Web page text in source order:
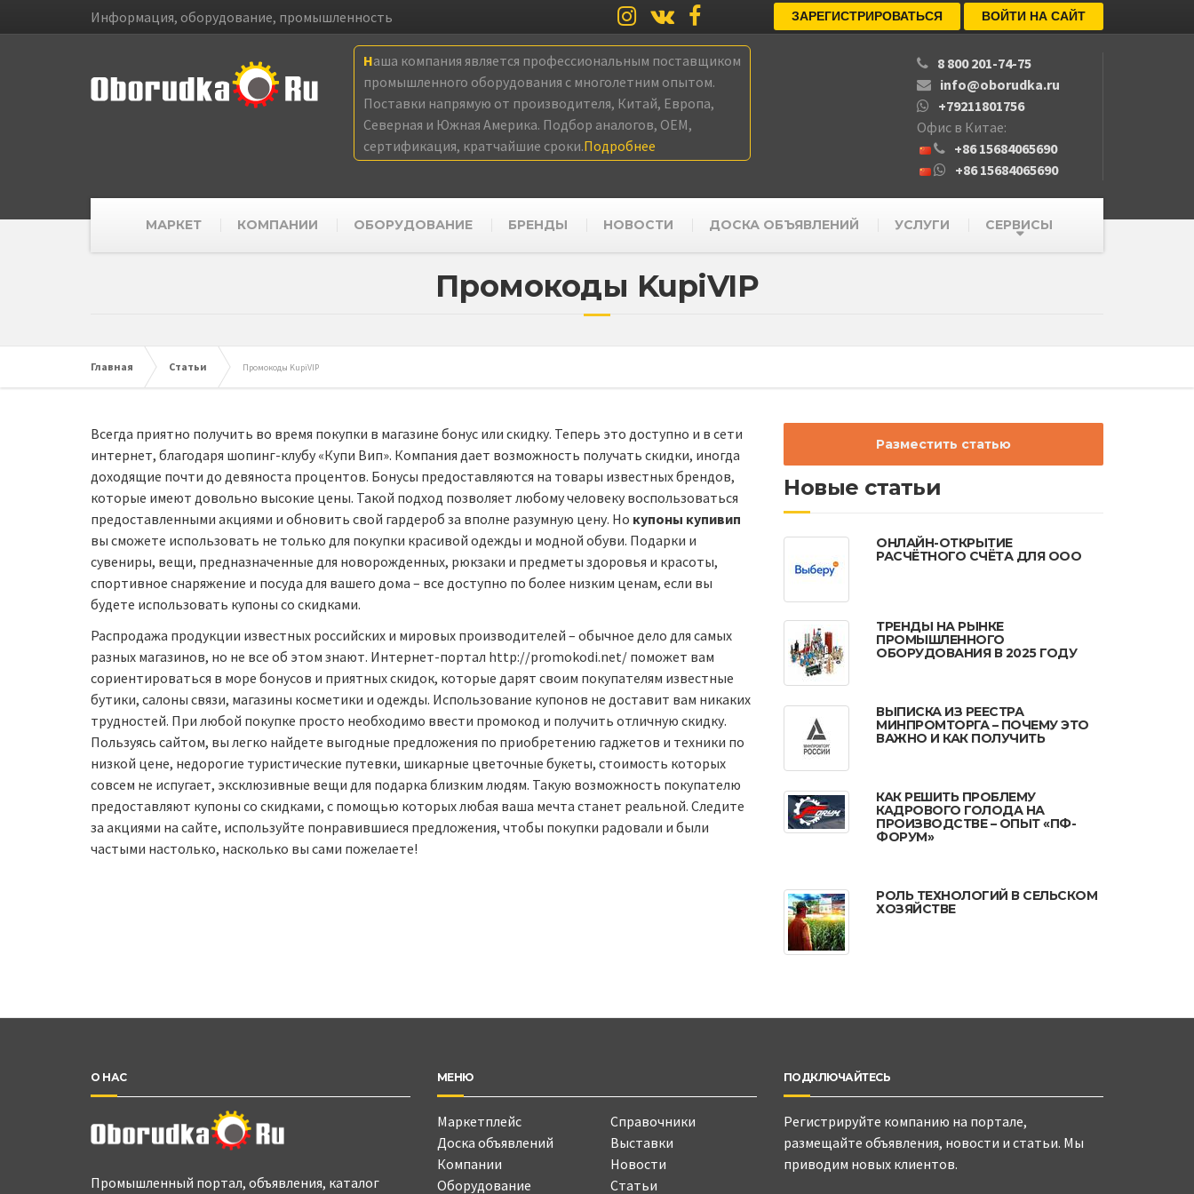
Информация, оборудование, промышленность ЗАРЕГИСТРИРОВАТЬСЯ ВОЙТИ НА САЙТ
Наша компания является профессиональным поставщиком
промышленного оборудования с многолетним опытом.
Поставки напрямую от производителя, Китай, Европа,
Северная и Южная Америка. Подбор аналогов, OEM,
сертификация, кратчайшие сроки.Подробнее
8 800 201-74-75
info@oborudka.ru
+79211801756
Офис в Китае:
+86 15684065690
+86 15684065690
МАРКЕТ КОМПАНИИ ОБОРУДОВАНИЕ БРЕНДЫ НОВОСТИ ДОСКА ОБЪЯВЛЕНИЙ УСЛУГИ СЕРВИСЫ
Промокоды KupiVIP
Главная Статьи Промокоды KupiVIP
Всегда приятно получить во время покупки в магазине бонус или скидку. Теперь это доступно и в сети
интернет, благодаря шопинг-клубу «Купи Вип». Компания дает возможность получать скидки, иногда
доходящие почти до девяноста процентов. Бонусы предоставляются на товары известных брендов,
которые имеют довольно высокие цены. Такой подход позволяет любому человеку воспользоваться
предоставленными акциями и обновить свой гардероб за вполне разумную цену. Но купоны купивип
вы сможете использовать не только для покупки красивой одежды и модной обуви. Подарки и
сувениры, вещи, предназначенные для новорожденных, рюкзаки и предметы здоровья и красоты,
спортивное снаряжение и посуда для вашего дома – все доступно по более низким ценам, если вы
будете использовать купоны со скидками.
Распродажа продукции известных российских и мировых производителей – обычное дело для самых
разных магазинов, но не все об этом знают. Интернет-портал http://promokodi.net/ поможет вам
сориентироваться в море бонусов и приятных скидок, которые дарят своим покупателям известные
бутики, салоны связи, магазины косметики и одежды. Использование купонов не доставит вам никаких
трудностей. При любой покупке просто необходимо ввести промокод и получить отличную скидку.
Пользуясь сайтом, вы легко найдете выгодные предложения по приобретению гаджетов и техники по
низкой цене, недорогие туристические путевки, шикарные цветочные букеты, стоимость которых
совсем не испугает, эксклюзивные вещи для подарка близким людям. Такую возможность покупателю
предоставляют купоны со скидками, с помощью которых любая ваша мечта станет реальной. Следите
за акциями на сайте, используйте понравившиеся предложения, чтобы покупки радовали и были
частыми настолько, насколько вы сами пожелаете!
Разместить статью
Новые статьи
ОНЛАЙН-ОТКРЫТИЕ
РАСЧЁТНОГО СЧЁТА ДЛЯ ООО
ТРЕНДЫ НА РЫНКЕ
ПРОМЫШЛЕННОГО
ОБОРУДОВАНИЯ В 2025 ГОДУ
ВЫПИСКА ИЗ РЕЕСТРА
МИНПРОМТОРГА – ПОЧЕМУ ЭТО
ВАЖНО И КАК ПОЛУЧИТЬ
КАК РЕШИТЬ ПРОБЛЕМУ
КАДРОВОГО ГОЛОДА НА
ПРОИЗВОДСТВЕ – ОПЫТ «ПФ-
ФОРУМ»
РОЛЬ ТЕХНОЛОГИЙ В СЕЛЬСКОМ
ХОЗЯЙСТВЕ
О НАС
Промышленный портал, объявления, каталог
МЕНЮ
Маркетплейс
Доска объявлений
Компании
Оборудование
Справочники
Выставки
Новости
Статьи
ПОДКЛЮЧАЙТЕСЬ
Регистрируйте компанию на портале,
размещайте объявления, новости и статьи. Мы
приводим новых клиентов.